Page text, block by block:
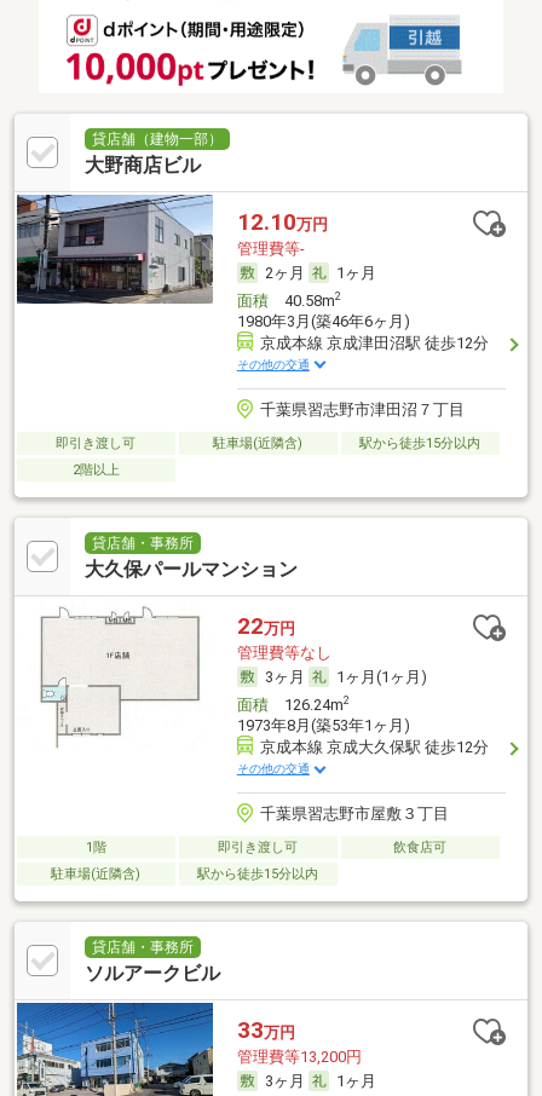
貸店舗（建物一部）
大野商店ビル
12.10万円
管理費等-
2ヶ月
1ヶ月
面積40.58m2
1980年3月(築46年6ヶ月)
京成本線 京成津田沼駅 徒歩12分
その他の交通
千葉県習志野市津田沼７丁目
即引き渡し可 駐車場(近隣含)
駅から徒歩15分以内
2階以上
貸店舗・事務所
大久保パールマンション
22万円
管理費等なし
3ヶ月
1ヶ月(1ヶ月)
面積126.24m2
1973年8月(築53年1ヶ月)
京成本線 京成大久保駅 徒歩12分
その他の交通
千葉県習志野市屋敷３丁目
1階 即引き渡し可
飲食店可
駐車場(近隣含)
駅から徒歩15分以内
貸店舗・事務所
ソルアークビル
33万円
管理費等13,200円
3ヶ月
1ヶ月